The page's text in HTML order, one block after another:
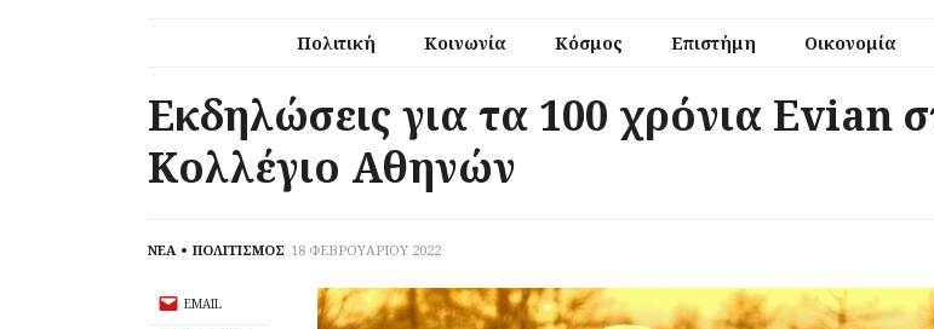
Πολιτική Κοινωνία Κόσμος Επιστήμη Οικονομία
Εκδηλώσεις για τα 100 χρόνια Evian
Κολλέγιο Αθηνών
ΝΕΑ ΠΟΛΙΤΙΣΜΟΣ 18 ΦΕΒΡΟΥΑΡΙΟΥ 2022
EMAIL